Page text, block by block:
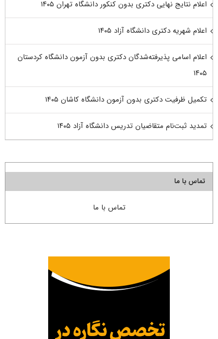
اعلام نتایج نهایی دکتری بدون کنکور دانشگاه تهران ۱۴۰۵
اعلام شهریه دکتری دانشگاه آزاد ۱۴۰۵
اعلام اسامی پذیرفته‌شدگان دکتری بدون آزمون دانشگاه کردستان
۱۴۰۵
تکمیل ظرفیت دکتری بدون آزمون دانشگاه کاشان ۱۴۰۵
تمدید ثبت‌نام متقاضیان تدریس دانشگاه آزاد ۱۴۰۵
تماس با ما
تماس با ما